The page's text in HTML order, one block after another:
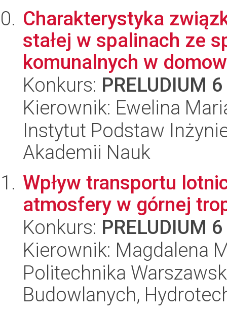
Charakterystyka
stałej w spalinach ze
komunalnych w
Konkurs: PRELUDIUM 6
Kierownik: Ewelina
Instytut Podstaw
Akademii Nauk
Wpływ transportu
atmosfery w górnej
Konkurs: PRELUDIUM 6
Kierownik: Magdalena
Politechnika
Budowlanych,